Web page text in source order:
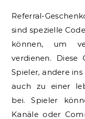
Referral-Geschenkcodes in Game of War: Fire Age
sind spezielle
können, um
verdienen.
Spieler, andere
auch zu einer
bei. Spieler
Kanäle oder